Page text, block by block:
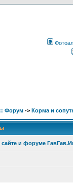
Форум -> Корма и
и форуме